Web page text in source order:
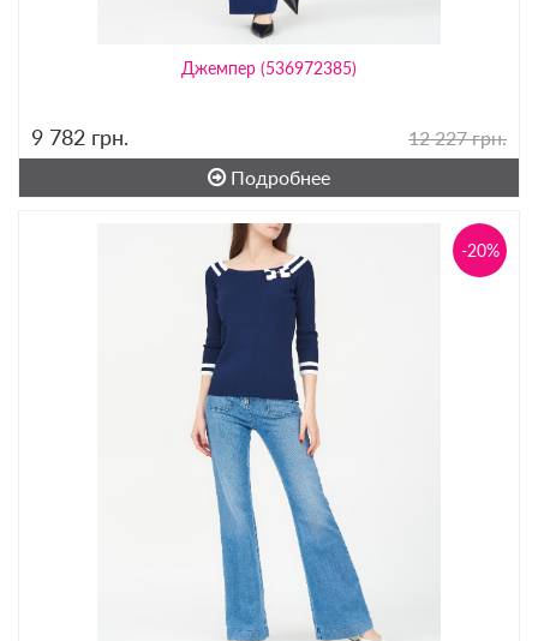
Джемпер (536972385)
9 782 грн.
12 227 грн.
Подробнее
-20%